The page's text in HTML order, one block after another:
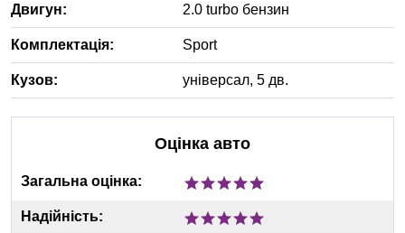
Двигун: 2.0 turbo бензин
Комплектація: Sport
Кузов: універсал, 5 дв.
Оцінка авто
Загальна оцінка:
Надійність: